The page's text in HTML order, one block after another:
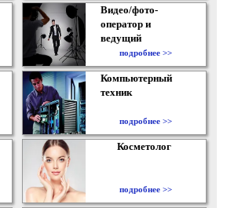
Видео/фото-
оператор и
ведущий
подробнее >>
Компьютерный
техник
подробнее >>
Косметолог
подробнее >>